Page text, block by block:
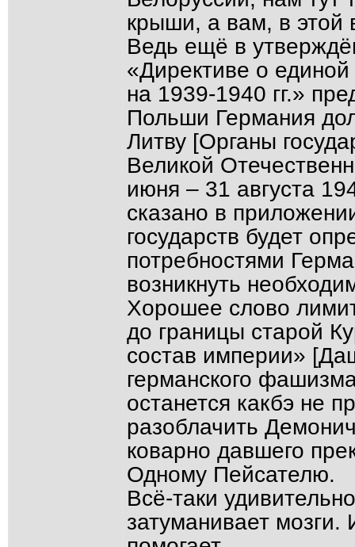
крыши, а вам, в этой
Ведь ещё в
«Директиве о
на 1939-1940 гг.»
Польши Германия
Литву [Органы
Великой
июня – 31 августа
сказано в
государств будет
потребностями
возникнуть
Хорошее слово
до границы старой
состав империи»
германского
останется какбэ не
разоблачить
коварно давшего
Одному Пейсателю.
Всё-таки
затуманивает